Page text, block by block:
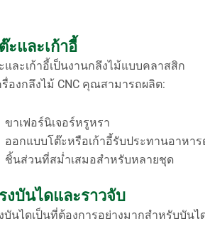
ะและเก้าอี้
และเก้าอี้เป็นงานกลึงไม้แบบคลาสสิก
รื่องกลึงไม้ CNC คุณสามารถผลิต:
ขาเฟอร์นิเจอร์หรูหรา
ออกแบบโต๊ะหรือเก้าอี้รับประทานอาหาร
ชิ้นส่วนที่สม่ำเสมอสำหรับหลายชุด
งบันไดและราวจับ
บันไดเป็นที่ต้องการอย่างมากสำหรับบัน